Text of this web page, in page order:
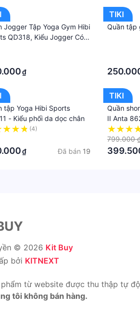
Jogger Tập Yoga Gym Hibi
QD318, Kiểu Jogger Có
₫
TIKI
Quần tập
tập Yoga Hibi Sports
- Kiểu phối da dọc chân
(4)
₫ Đã bán 19
TIKI
Quần
II Anta
799.000
© 2026 Kit Buy
bởi KITNEXT
phẩm từ website được thu thập tự
tôi không bán hàng.